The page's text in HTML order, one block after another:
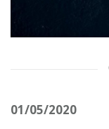
01/05/2020